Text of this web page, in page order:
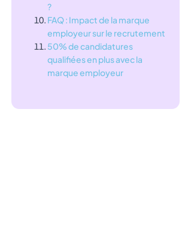
?
FAQ : Impact de la marque
employeur sur le recrutement
50% de candidatures
qualifiées en plus avec la
marque employeur